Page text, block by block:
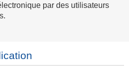
par des utilisateurs